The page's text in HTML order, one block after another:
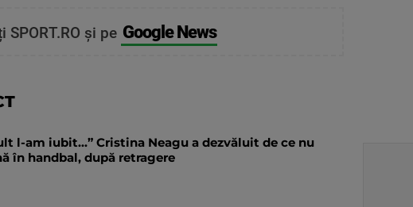
SPORT.RO și pe Google News
l-am iubit...” Cristina Neagu a dezvăluit de ce nu
în handbal, după retragere